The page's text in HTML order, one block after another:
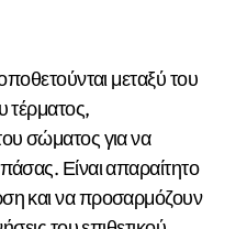
μεταξύ του
τέρματος,
σώματος για να
Είναι απαραίτητο
και να προσαρμόζουν